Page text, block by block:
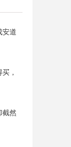
安道
，
截然